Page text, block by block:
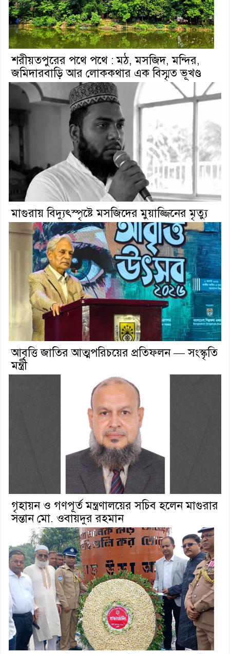
শরীয়তপুরের পথে পথে : মঠ, মসজিদ, মন্দির,
জমিদারবাড়ি আর লোককথার এক বিস্মৃত ভূখণ্ড
মাগুরায় বিদ্যুৎস্পৃষ্টে মসজিদের মুয়াজ্জিনের মৃত্যু
আবৃত্তি জাতির আত্মপরিচয়ের প্রতিফলন — সংস্কৃতি
মন্ত্রী
গৃহায়ন ও গণপূর্ত মন্ত্রণালয়ের সচিব হলেন মাগুরার
সন্তান মো. ওবায়দুর রহমান